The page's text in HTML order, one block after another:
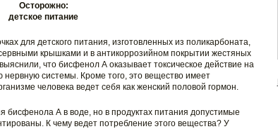
Осторожно:
детское питание
для детского питания, изготовленных из поликарбоната,
крышками и в антикоррозийном покрытии жестяных
что бисфенол А оказывает токсическое действие на
системы. Кроме того, это вещество имеет
человека ведет себя как женский половой гормон.
бисфенола А в воде, но в продуктах питания допустимые
К чему ведет потребление этого вещества? У